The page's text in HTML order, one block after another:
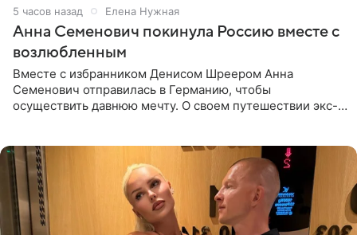
5 часов назад Елена Нужная
Анна Семенович покинула Россию вместе с
возлюбленным
Вместе с избранником Денисом Шреером Анна
Семенович отправилась в Германию, чтобы
осуществить давнюю мечту. О своем путешествии экс-